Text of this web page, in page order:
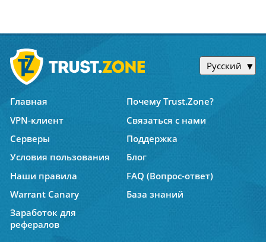
Русский
Главная
Почему Trust.Zone?
VPN-клиент
Связаться с нами
Серверы
Поддержка
Условия пользования
Блог
Наши правила
FAQ (Вопрос-ответ)
Warrant Canary
База знаний
Заработок для
рефералов